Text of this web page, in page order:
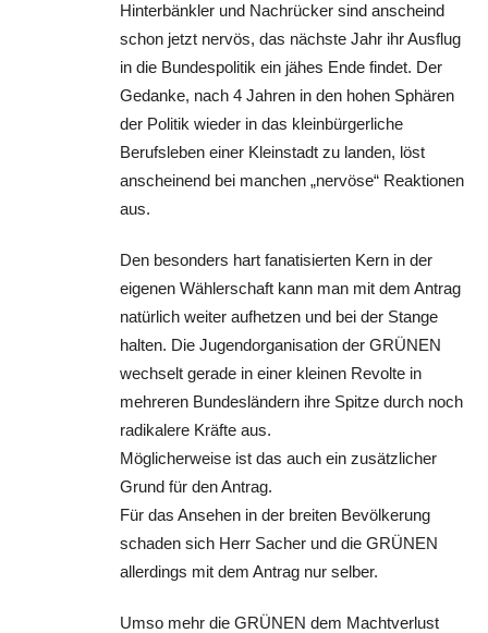
Hinterbänkler und Nachrücker sind anscheind
schon jetzt nervös, das nächste Jahr ihr Ausflug
in die Bundespolitik ein jähes Ende findet. Der
Gedanke, nach 4 Jahren in den hohen Sphären
der Politik wieder in das kleinbürgerliche
Berufsleben einer Kleinstadt zu landen, löst
anscheinend bei manchen „nervöse“ Reaktionen
aus.
Den besonders hart fanatisierten Kern in der
eigenen Wählerschaft kann man mit dem Antrag
natürlich weiter aufhetzen und bei der Stange
halten. Die Jugendorganisation der GRÜNEN
wechselt gerade in einer kleinen Revolte in
mehreren Bundesländern ihre Spitze durch noch
radikalere Kräfte aus.
Möglicherweise ist das auch ein zusätzlicher
Grund für den Antrag.
Für das Ansehen in der breiten Bevölkerung
schaden sich Herr Sacher und die GRÜNEN
allerdings mit dem Antrag nur selber.
Umso mehr die GRÜNEN dem Machtverlust